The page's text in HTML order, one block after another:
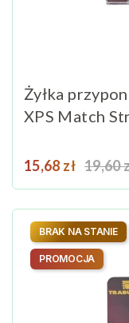
Żyłka
XPS Match
Cena
15,68 zł Cena
19,60
BRAK NA STANIE
PROMOCJA